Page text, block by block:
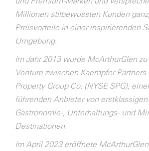
Millionen stilbewussten Kunden
Preisvorteile in einer inspirierenden
Umgebung.
Im Jahr 2013 wurde McArthurGlen
Venture zwischen Kaempfer
Property Group Co. (NYSE SPG),
führenden Anbieter von
Gastronomie-, Unterhaltungs- und
Destinationen.
Im April 2023 eröffnete